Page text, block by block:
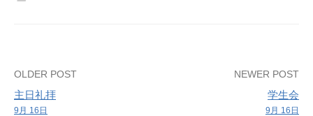
Post
navigation
OLDER POST
主日礼拝
9月 16日
NEWER POST
学生会
9月 16日